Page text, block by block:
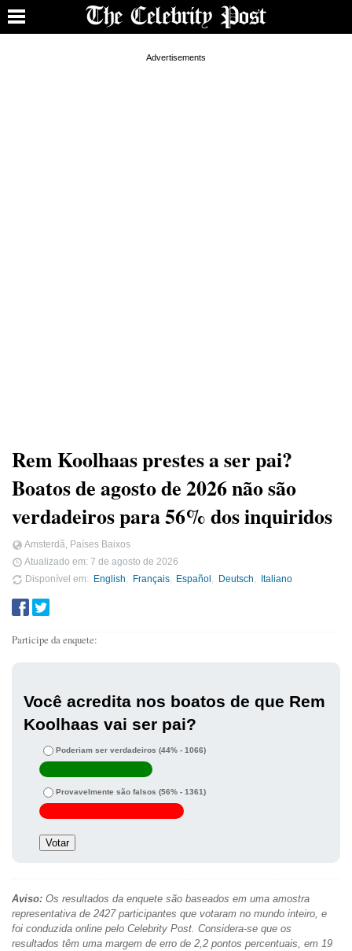
Rem Koolhaas prestes a ser pai?
Boatos de agosto de 2026 não são
verdadeiros para 56% dos inquiridos
Amsterdã, Países Baixos
Atualizado em: 7 de agosto de 2026
Disponível em
English Français Español Deutsch Italiano
Participe da enquete:
Você acredita nos boatos de que Rem
Koolhaas vai ser pai?
Poderiam ser verdadeiros (44% - 1066)
Provavelmente são falsos (56% - 1361)
Aviso: Os resultados da enquete são baseados em uma amostra
representativa de 2427 participantes que votaram no mundo inteiro, e
foi conduzida online pelo Celebrity Post. Considera-se que os
resultados têm uma margem de erro de 2,2 pontos percentuais, em 19